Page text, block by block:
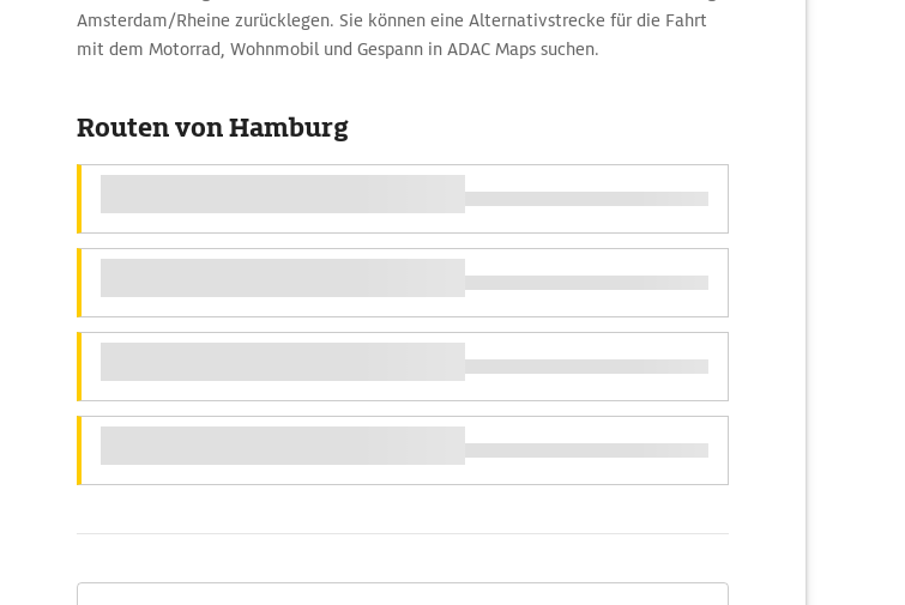
Amsterdam/Rheine zurücklegen. Sie können eine Alternativstrecke für die Fahrt
mit dem Motorrad, Wohnmobil und Gespann in ADAC Maps suchen.
Routen von Hamburg